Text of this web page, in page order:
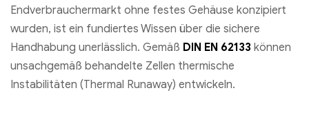
Endverbrauchermarkt ohne festes Gehäuse konzipiert
wurden, ist ein fundiertes Wissen über die sichere
Handhabung unerlässlich. Gemäß DIN EN 62133 können
unsachgemäß behandelte Zellen thermische
Instabilitäten (Thermal Runaway) entwickeln.